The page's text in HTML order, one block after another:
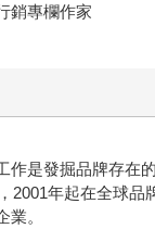
銷專欄作家
作是發掘品牌存在
2001年起在全球
。